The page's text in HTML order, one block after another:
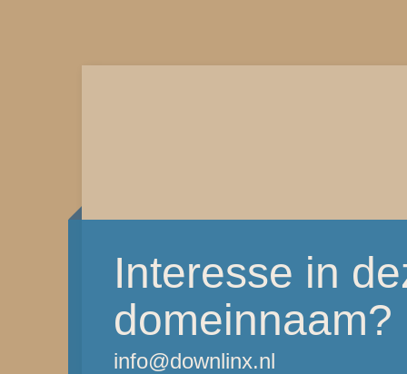
Interesse in
domeinnaam?
info@downlinx.nl